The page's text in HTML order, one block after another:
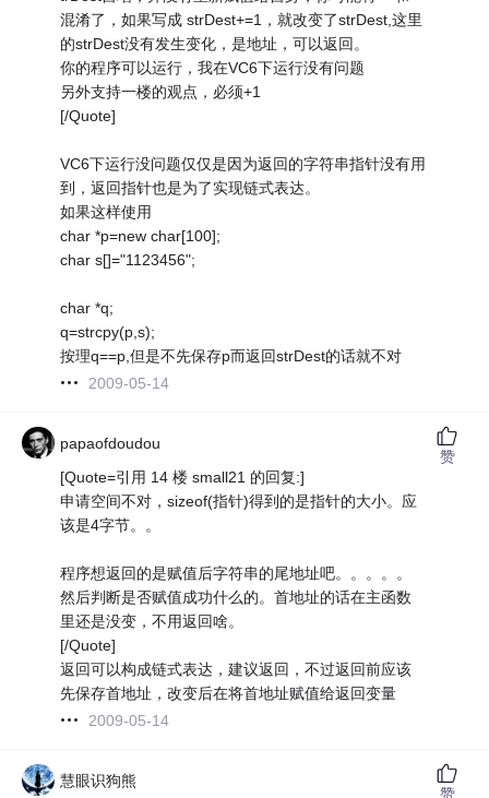
混淆了，如果写成 strDest+=1，就改变了strDest,这里
的strDest没有发生变化，是地址，可以返回。
你的程序可以运行，我在VC6下运行没有问题
另外支持一楼的观点，必须+1
[/Quote]
VC6下运行没问题仅仅是因为返回的字符串指针没有用
到，返回指针也是为了实现链式表达。
如果这样使用
char *p=new char[100];
char s[]="1123456";
char *q;
q=strcpy(p,s);
按理q==p,但是不先保存p而返回strDest的话就不对
2009-05-14
papaofdoudou
[Quote=引用 14 楼 small21 的回复:]
申请空间不对，sizeof(指针)得到的是指针的大小。应
该是4字节。。
程序想返回的是赋值后字符串的尾地址吧。。。。。
然后判断是否赋值成功什么的。首地址的话在主函数
里还是没变，不用返回啥。
[/Quote]
返回可以构成链式表达，建议返回，不过返回前应该
先保存首地址，改变后在将首地址赋值给返回变量
2009-05-14
赞
慧眼识狗熊
赞